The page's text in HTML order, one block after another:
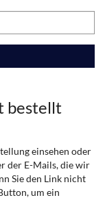
bestellt
einsehen oder
der E-Mails, die wir
Sie den Link nicht
um ein